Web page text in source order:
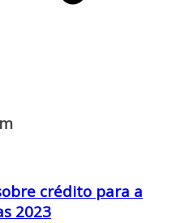
crédito para a
2023